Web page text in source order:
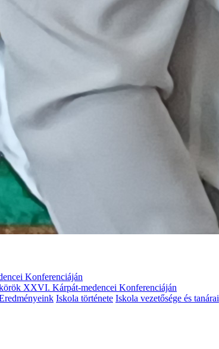
Konferenciáján
XXVI. Kárpát-medencei Konferenciáján
Iskola története Iskola vezetősége és tanárai